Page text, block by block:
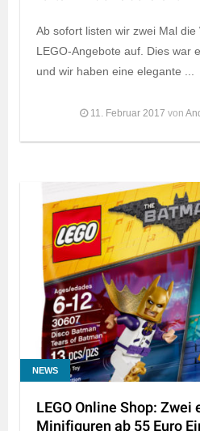
Ab sofort listen wir zwei Mal die
LEGO-Angebote auf. Dies war
und wir haben eine elegante ...
11. Februar 2017 von
NEWS
LEGO Online Shop: